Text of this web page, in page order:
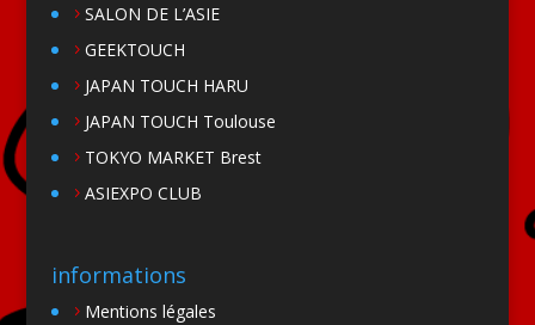
SALON DE L’ASIE
GEEKTOUCH
JAPAN TOUCH HARU
JAPAN TOUCH Toulouse
TOKYO MARKET Brest
ASIEXPO CLUB
informations
Mentions légales